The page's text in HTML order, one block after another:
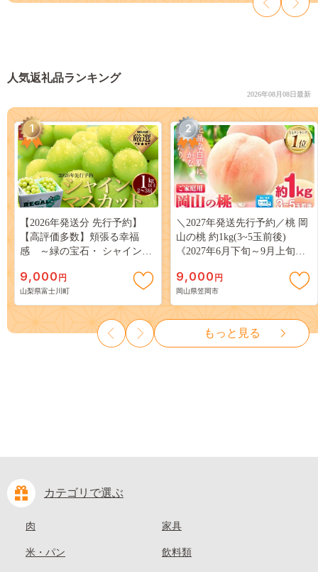
買い 牛すじ 牛すじの醤油煮込
人気返礼品ランキング
2026年08月08日最新
1
【2026年発送分 先行予約】
【高評価多数】頬張る幸福
感 ～緑の宝石・ シャインマ
３房） フルーツ 山梨県産 果
物 くだもの シャイン マスカ
ット ぶどう ブドウ 葡萄 大粒
種なし 先行予約 富士川町
10000円 一万円 9000円 九千円
9,000 円
山梨県富士川町
2
＼2027年発送先行予約／桃 岡
山の桃 約1kg(3~5玉前後)
《2027年6月下旬～9月上旬頃
岡山 はくとう スイーツ フル
ーツ 果物 デザート 旬 モモ も
も 先行予約 送料無料 果物 岡
山県 笠岡市 清水白桃 白鳳 白
麗 クール便---
kasaoka_zsy_419_100---
9,000 円
岡山県笠岡市
もっと見る
カテゴリで選ぶ
肉
米・パン
家具
飲料類